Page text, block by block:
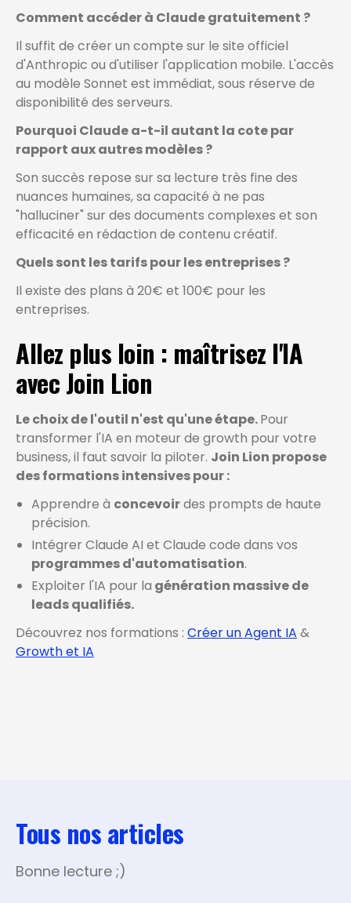
Comment accéder à Claude gratuitement ?
Il suffit de créer un compte sur le site officiel
d'Anthropic ou d'utiliser l'application mobile. L'accès
au modèle Sonnet est immédiat, sous réserve de
disponibilité des serveurs.
Pourquoi Claude a-t-il autant la cote par
rapport aux autres modèles ?
Son succès repose sur sa lecture très fine des
nuances humaines, sa capacité à ne pas
"halluciner" sur des documents complexes et son
efficacité en rédaction de contenu créatif.
Quels sont les tarifs pour les entreprises ?
Il existe des plans à 20€ et 100€ pour les
entreprises.
Allez plus loin : maîtrisez l'IA
avec Join Lion
Le choix de l'outil n'est qu'une étape.Pour
transformer l'IA en moteur de growth pour votre
business, il faut savoir la piloter. Join Lion propose
des formations intensives pour :
Apprendre à concevoirdes prompts de haute
précision.
Intégrer Claude AI et Claude code dans vos
programmes d'automatisation.
Exploiter l'IA pour la génération massive de
leads qualifiés.
Découvrez nos formations : Créer un Agent IA &
Growth et IA
Tous nos articles
Bonne lecture ;)